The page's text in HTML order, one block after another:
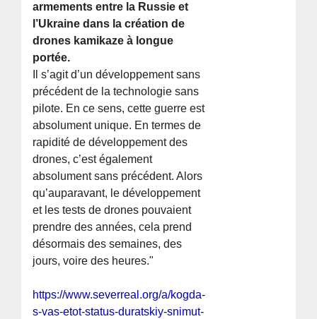
armements entre la Russie et
l’Ukraine dans la création de
drones kamikaze à longue
portée.
Il s’agit d’un développement sans
précédent de la technologie sans
pilote. En ce sens, cette guerre est
absolument unique. En termes de
rapidité de développement des
drones, c’est également
absolument sans précédent. Alors
qu’auparavant, le développement
et les tests de drones pouvaient
prendre des années, cela prend
désormais des semaines, des
jours, voire des heures."
https://www.severreal.org/a/kogda-
s-vas-etot-status-duratskiy-snimut-